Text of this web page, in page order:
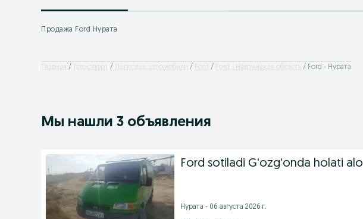
Продажа Ford Нурата
Главная Транспорт Легковые автомобили Ford Ford - Навоийская область Ford - Нурата
Мы нашли 3 объявления
Ford sotiladi G‘ozg‘onda holati alo
Нурата - 06 августа 2026 г.